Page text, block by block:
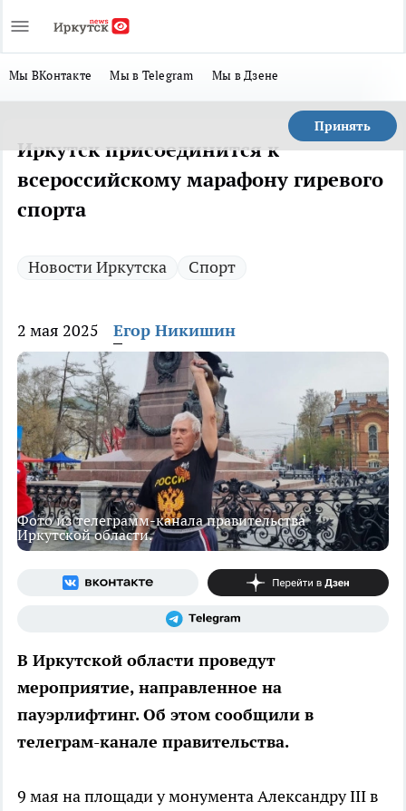
Мы ВКонтакте Мы в Telegram Мы в Дзене
Принять
Иркутск присоединится к
всероссийскому марафону гиревого
спорта
Новости Иркутска Спорт
2 мая 2025 Егор Никишин
Фото из телеграмм-канала правительства
Иркутской области.
В Иркутской области проведут
мероприятие, направленное на
пауэрлифтинг. Об этом сообщили в
телеграм-канале правительства.
9 мая на площади у монумента Александру III в